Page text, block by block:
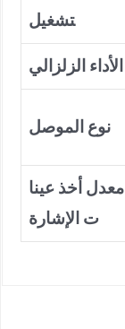
تشغيل
الأداء الزلزالي
نوع الموصل
معدل أخذ عينا
ت الإشارة